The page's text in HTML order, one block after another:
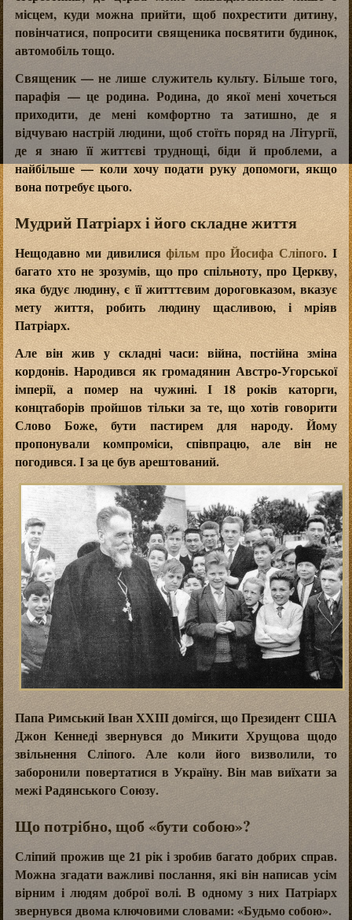
місцем, куди можна прийти, щоб похрестити дитину,
повінчатися, попросити священика посвятити будинок,
автомобіль тощо.
Священик — не лише служитель культу. Більше того,
парафія — це родина. Родина, до якої мені хочеться
приходити, де мені комфортно та затишно, де я
відчуваю настрій людини, щоб стоїть поряд на Літургії,
де я знаю її життєві труднощі, біди й проблеми, а
найбільше — коли хочу подати руку допомоги, якщо
вона потребує цього.
Мудрий Патріарх і його складне життя
Нещодавно ми дивилисяфільм про Йосифа Сліпого. І
багато хто не зрозумів, що про спільноту, про Церкву,
яка будує людину, є її житттєвим дороговказом, вказує
мету життя, робить людину щасливою, і мріяв
Патріарх.
Але він жив у складні часи: війна, постійна зміна
кордонів. Народився як громадянин Австро-Угорської
імперії, а помер на чужині. І 18 років каторги,
концтаборів пройшов тільки за те, що хотів говорити
Слово Боже, бути пастирем для народу. Йому
пропонували компроміси, співпрацю, але він не
погодився. І за це був арештований.
Папа Римський Іван XXIII домігся, що Президент США
Джон Кеннеді звернувся до Микити Хрущова щодо
звільнення Сліпого. Але коли його визволили, то
заборонили повертатися в Україну. Він мав виїхати за
межі Радянського Союзу.
Що потрібно, щоб «бути собою»?
Сліпий прожив ще 21 рік і зробив багато добрих справ.
Можна згадати важливі послання, які він написав усім
вірним і людям доброї волі. В одному з них Патріарх
звернувся двома ключовими словами: «Будьмо собою».